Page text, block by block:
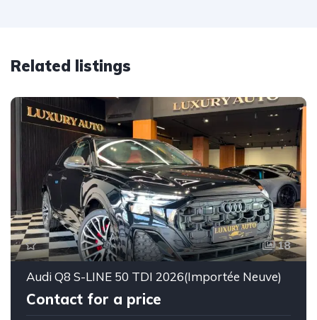
Related listings
18
Audi Q8 S-LINE 50 TDI 2026(Importée Neuve)
Contact for a price